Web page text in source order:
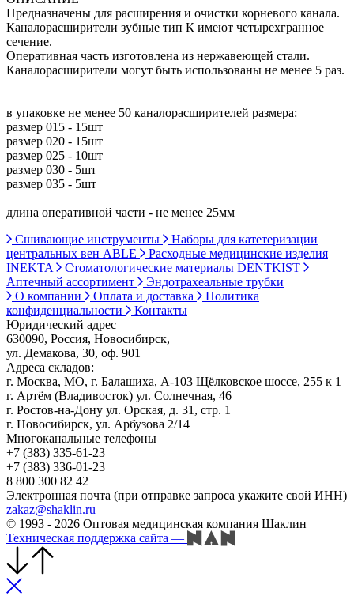
Предназначены для расширения и очистки корневого канала.
Каналорасширители зубные тип К имеют четырехгранное
сечение.
Оперативная часть изготовлена из нержавеющей стали.
Каналорасширители могут быть использованы не менее 5 раз.
в упаковке не менее 50 каналорасширителей размера:
размер 015 - 15шт
размер 020 - 15шт
размер 025 - 10шт
размер 030 - 5шт
размер 035 - 5шт
длина оперативной части - не менее 25мм
Сшивающие инструменты
Наборы для катетеризации
центральных вен ABLE
Расходные медицинские изделия
INEKTA
Стоматологические материалы DENTKIST
Аптечный ассортимент
Эндотрахеальные трубки
О компании
Оплата и доставка
Политика
конфиденциальности
Контакты
Юридический адрес
630090, Россия, Новосибирск,
ул. Демакова, 30, оф. 901
Адреса складов:
г. Москва, МО, г. Балашиха, А-103 Щёлковское шоссе, 255 к 1
г. Артём (Владивосток) ул. Солнечная, 46
г. Ростов-на-Дону ул. Орская, д. 31, стр. 1
г. Новосибирск, ул. Арбузова 2/14
Многоканальные телефоны
+7 (383) 335-61-23
+7 (383) 336-01-23
8 800 300 82 42
Электронная почта (при отправке запроса укажите свой ИНН)
zakaz@shaklin.ru
© 1993 - 2026 Оптовая медицинская компания Шаклин
Техническая поддержка сайта —